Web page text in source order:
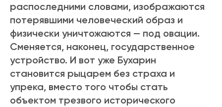
распоследними словами, изображаются
потерявшими человеческий образ и
физически уничтожаются — под овации.
Сменяется, наконец, государственное
устройство. И вот уже Бухарин
становится рыцарем без страха и
упрека, вместо того чтобы стать
объектом трезвого исторического